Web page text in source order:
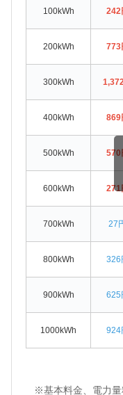
100kWh 242
200kWh 773
300kWh
400kWh 869
500kWh 570
600kWh 271
700kWh 27
800kWh 326
900kWh 625
1000kWh 924
※基本料金、電力量